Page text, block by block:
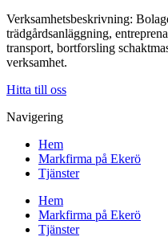
Verksamhetsbeskrivning:
trädgårdsanläggning,
transport, bortforsling
verksamhet.
Hitta till oss
Navigering
Hem
Markfirma på Ekerö
Tjänster
Hem
Markfirma på Ekerö
Tjänster